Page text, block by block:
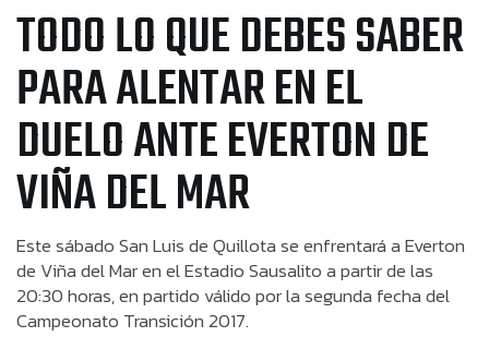
TODO LO QUE DEBES SABER
PARA ALENTAR EN EL
DUELO ANTE EVERTON DE
VIÑA DEL MAR
Este sábado San Luis de Quillota se enfrentará a Everton
de Viña del Mar en el Estadio Sausalito a partir de las
20:30 horas, en partido válido por la segunda fecha del
Campeonato Transición 2017.